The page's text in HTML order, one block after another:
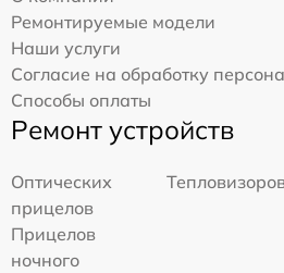
Ремонтируемые модели
Наши услуги
Согласие на обработку
Способы оплаты
Ремонт устройств
Оптических
прицелов
Прицелов
ночного